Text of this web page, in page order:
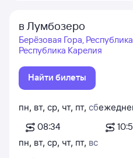
в Лумбозеро
Берёзовая Гора,
Республика Карелия
Найти билеты
пн, вт, ср, чт, пт, сб
08:34
пн, вт, ср, чт, пт, вс